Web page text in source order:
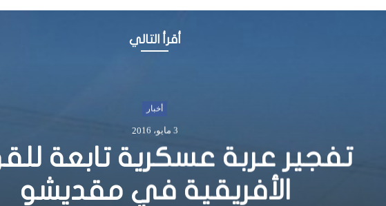
أقرأ التالي
أخبار
22 فبراير، 2015
كي يدين الهجوم على فندق
في مقديشو